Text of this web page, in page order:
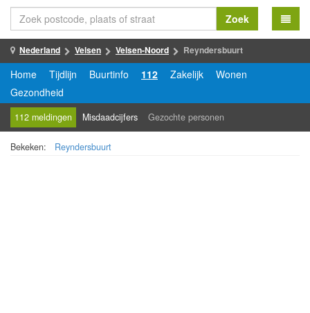
Zoek
Nederland Velsen Velsen-Noord Reyndersbuurt
Home Tijdlijn Buurtinfo 112 Zakelijk
Wonen
Gezondheid
112 meldingen Misdaadcijfers Gezochte personen
Bekeken: Reyndersbuurt